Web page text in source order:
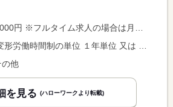
の場合は月額（換算額）、パート求人の場合は時間額を表示しています。
の他
を見る (ハローワークより転載)